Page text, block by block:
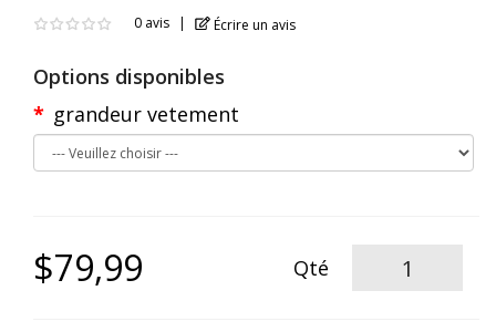
0 avis Écrire un avis
Options disponibles
grandeur vetement
$79,99 Qté